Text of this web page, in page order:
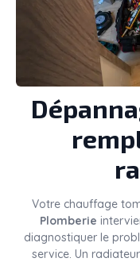
Votre chauffage
Plomberie
diagnostiquer le
service. Un